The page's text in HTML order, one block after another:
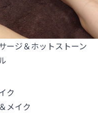
ージ＆ホットストーン
ク
メイク